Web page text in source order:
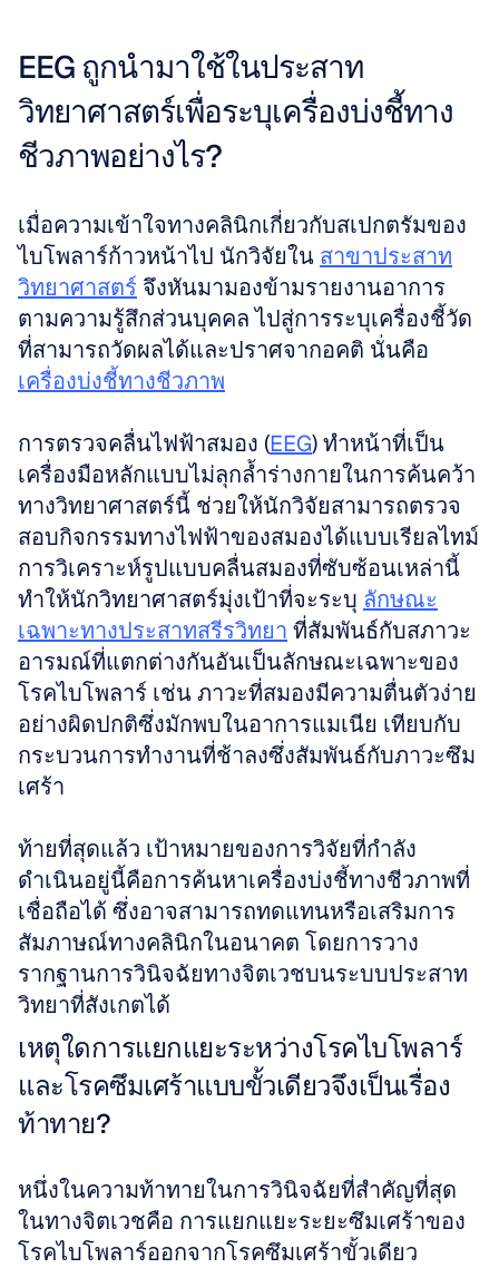
EEG ถูกนำมาใช้ในประสาท
วิทยาศาสตร์เพื่อระบุเครื่องบ่งชี้ทาง
ชีวภาพอย่างไร?
เมื่อความเข้าใจทางคลินิกเกี่ยวกับสเปกตรัมของ
ไบโพลาร์ก้าวหน้าไป นักวิจัยใน สาขาประสาท
วิทยาศาสตร์ จึงหันมามองข้ามรายงานอาการ
ตามความรู้สึกส่วนบุคคล ไปสู่การระบุเครื่องชี้วัด
เครื่องบ่งชี้ทางชีวภาพ
การตรวจคลื่นไฟฟ้าสมอง (EEG) ทำหน้าที่เป็น
เครื่องมือหลักแบบไม่ลุกล้ำร่างกายในการค้นคว้า
ทางวิทยาศาสตร์นี้ ช่วยให้นักวิจัยสามารถตรวจ
สอบกิจกรรมทางไฟฟ้าของสมองได้แบบเรียลไทม์
การวิเคราะห์รูปแบบคลื่นสมองที่ซับซ้อนเหล่านี้
ทำให้นักวิทยาศาสตร์มุ่งเป้าที่จะระบุ ลักษณะ
เฉพาะทางประสาทสรีรวิทยา ที่สัมพันธ์กับสภาวะ
อารมณ์ที่แตกต่างกันอันเป็นลักษณะเฉพาะของ
โรคไบโพลาร์ เช่น ภาวะที่สมองมีความตื่นตัวง่าย
อย่างผิดปกติซึ่งมักพบในอาการแมเนีย เทียบกับ
กระบวนการทำงานที่ช้าลงซึ่งสัมพันธ์กับภาวะซึม
เศร้า
ท้ายที่สุดแล้ว เป้าหมายของการวิจัยที่กำลัง
ดำเนินอยู่นี้คือการค้นหาเครื่องบ่งชี้ทางชีวภาพที่
เชื่อถือได้ ซึ่งอาจสามารถทดแทนหรือเสริมการ
สัมภาษณ์ทางคลินิกในอนาคต โดยการวาง
รากฐานการวินิจฉัยทางจิตเวชบนระบบประสาท
วิทยาที่สังเกตได้
เหตุใดการแยกแยะระหว่างโรคไบโพลาร์
และโรคซึมเศร้าแบบขั้วเดียวจึงเป็นเรื่อง
ท้าทาย?
หนึ่งในความท้าทายในการวินิจฉัยที่สำคัญที่สุด
ในทางจิตเวชคือ การแยกแยะระยะซึมเศร้าของ
โรคไบโพลาร์ออกจากโรคซึมเศร้าขั้วเดียว